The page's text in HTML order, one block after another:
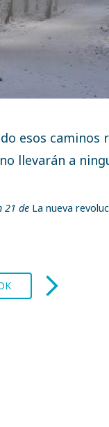
esos caminos
llevarán a
21 de La nueva